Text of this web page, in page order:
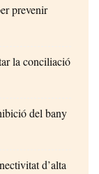
prevenir
la conciliació
del bany
d’alta